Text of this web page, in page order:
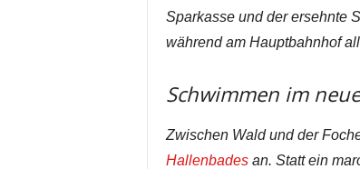
Sparkasse und der ersehnte
während am Hauptbahnhof
Schwimmen im
Zwischen Wald und der
Hallenbadesan. Statt ein